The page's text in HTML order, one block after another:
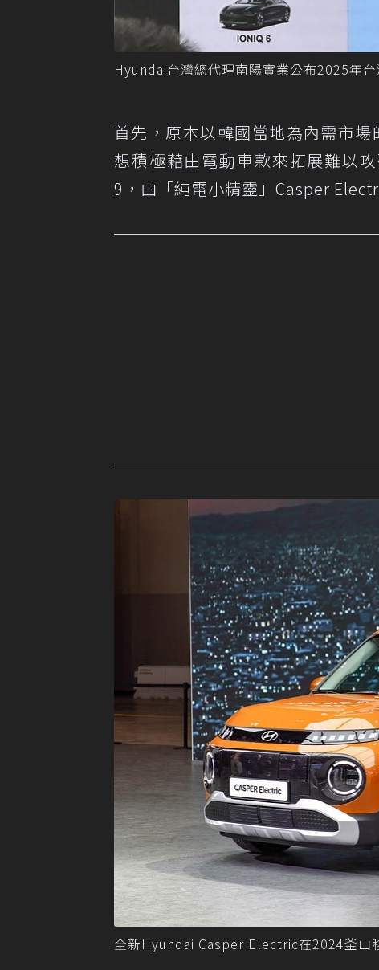
Hyundai台灣總代理南陽實業公布2025年
首先，原本以韓國當地為內需市
想積極藉由電動車款來拓展難以
9，由「純電小精靈」Casper
全新Hyundai Casper Electric在2024釜山